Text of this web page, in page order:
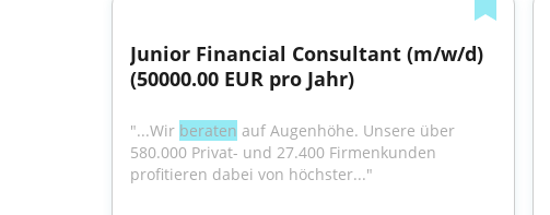
Junior Financial Consultant (m/w/d)
(50000.00 EUR pro Jahr)
"...Wir beraten auf Augenhöhe. Unsere über
580.000 Privat- und 27.400 Firmenkunden
profitieren dabei von höchster..."